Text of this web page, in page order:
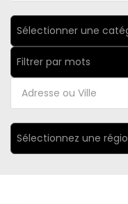
Sélectionner une
Filtrer par mots
Sélectionnez une